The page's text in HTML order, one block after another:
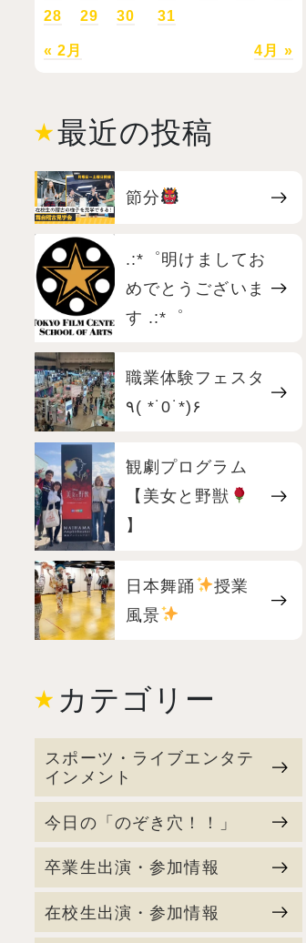
訪問者別メニュー
« 2月 4月 »
28
29 30 31
最近の投稿
節分
.:*゜明けましてお
めでとうございま
す .:*゜
職業体験フェスタ
٩( *˙0˙*)۶
観劇プログラム
【美女と野獣
】
日本舞踊
授業
風景
カテゴリー
スポーツ・ライブエンタテ
インメント
今日の「のぞき穴！！」
卒業生出演・参加情報
在校生出演・参加情報